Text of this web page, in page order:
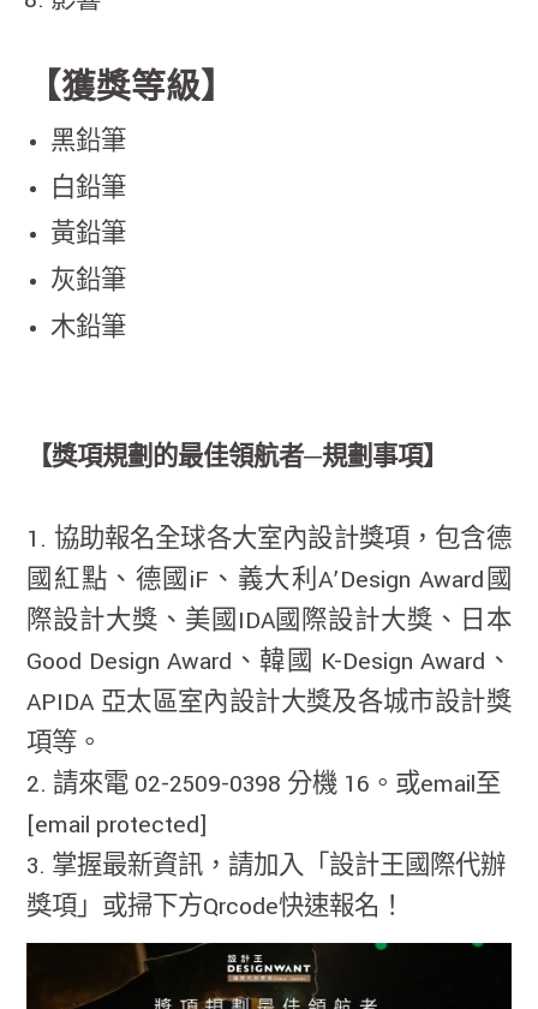
【獲獎等級】
黑鉛筆
白鉛筆
黃鉛筆
灰鉛筆
木鉛筆
【獎項規劃的最佳領航者─規劃事項】
1. 協助報名全球各大室內設計獎項，包含德
國紅點、德國iF、義大利A’Design Award國
際設計大獎、美國IDA國際設計大獎、日本
Good Design Award、韓國 K-Design Award、
APIDA 亞太區室內設計大獎及各城市設計獎
項等。
2. 請來電 02-2509-0398 分機 16。或email至
[email protected]
3. 掌握最新資訊，請加入「設計王國際代辦
獎項」或掃下方Qrcode快速報名！